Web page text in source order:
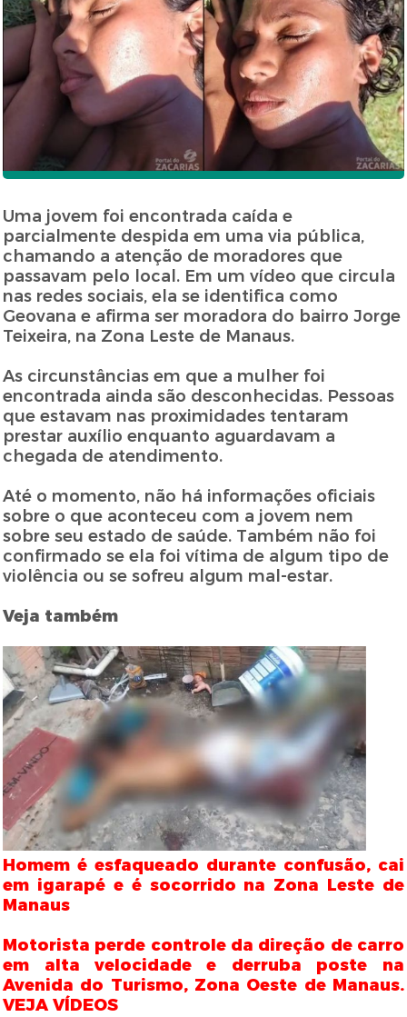
Uma jovem foi encontrada caída e
parcialmente despida em uma via pública,
chamando a atenção de moradores que
passavam pelo local. Em um vídeo que circula
nas redes sociais, ela se identifica como
Geovana e afirma ser moradora do bairro Jorge
Teixeira, na Zona Leste de Manaus.
As circunstâncias em que a mulher foi
encontrada ainda são desconhecidas. Pessoas
que estavam nas proximidades tentaram
prestar auxílio enquanto aguardavam a
chegada de atendimento.
Até o momento, não há informações oficiais
sobre o que aconteceu com a jovem nem
sobre seu estado de saúde. Também não foi
confirmado se ela foi vítima de algum tipo de
violência ou se sofreu algum mal-estar.
Veja também
Homem é esfaqueado durante confusão, cai
em igarapé e é socorrido na Zona Leste de
Manaus
Motorista perde controle da direção de carro
em alta velocidade e derruba poste na
Avenida do Turismo, Zona Oeste de Manaus.
VEJA VÍDEOS